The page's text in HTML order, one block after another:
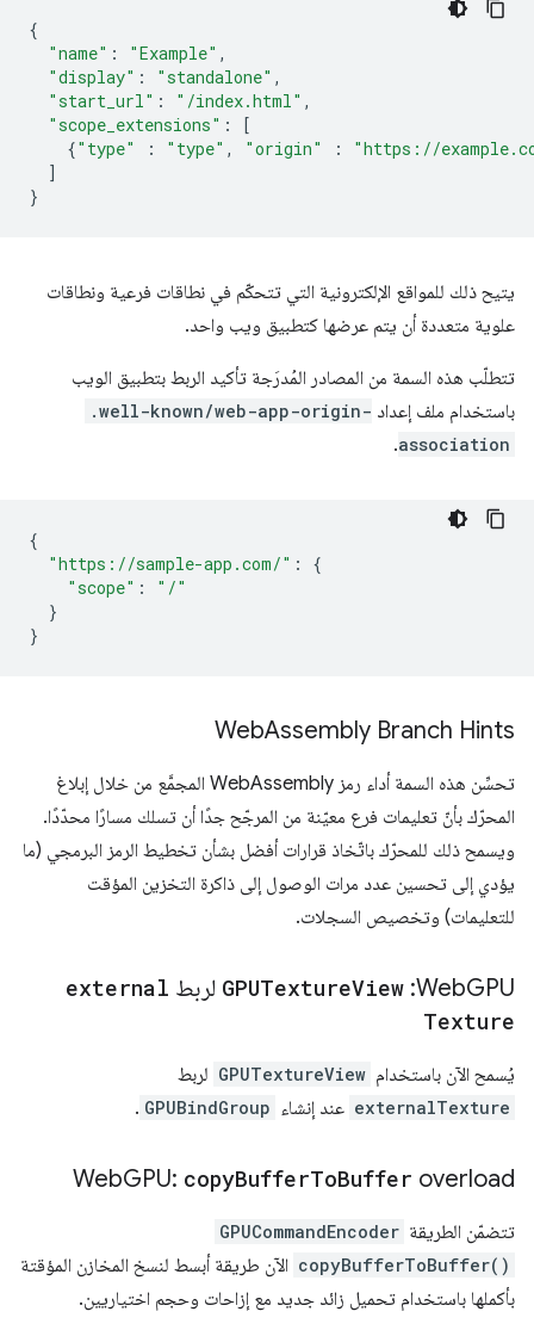
{
"name" : "Example" ,
"display" : "standalone" ,
"start_url" : "/index.html" ,
"scope_extensions" :
[
{"type" : "type" , "origin" :
"https://
]
}
يتيح ذلك للمواقع الإلكترونية التي تتحكّم في نطاقات فرعية ونطاقات
علوية متعددة أن يتم عرضها كتطبيق ويب واحد.
تتطلّب هذه السمة من المصادر المُدرَجة تأكيد الربط بتطبيق الويب
باستخدام ملف إعداد .well-known/web-app-origin-
association
.
{
"https://sample-app.com/" :
{
"scope" :
"/"
}
}
WebAssembly Branch Hints
تحسِّن هذه السمة أداء رمز WebAssembly المجمَّع من خلال إبلاغ
المحرّك بأنّ تعليمات فرع معيّنة من المرجّح جدًا أن تسلك مسارًا محدّدًا.
ويسمح ذلك للمحرّك باتّخاذ قرارات أفضل بشأن تخطيط الرمز البرمجي (ما
يؤدي إلى تحسين عدد مرات الوصول إلى ذاكرة التخزين المؤقت
للتعليمات) وتخصيص السجلات.
‫WebGPU:
GPUTextureView لربط external
Texture
يُسمح الآن باستخدام GPUTextureView لربط
externalTexture عند إنشاء GPUBindGroup
.
WebGPU: copyBufferToBuffer overload
تتضمّن الطريقة GPUCommandEncoder
copyBufferToBuffer() الآن طريقة أبسط لنسخ المخازن المؤقتة
بأكملها باستخدام تحميل زائد جديد مع إزاحات وحجم اختياريين.